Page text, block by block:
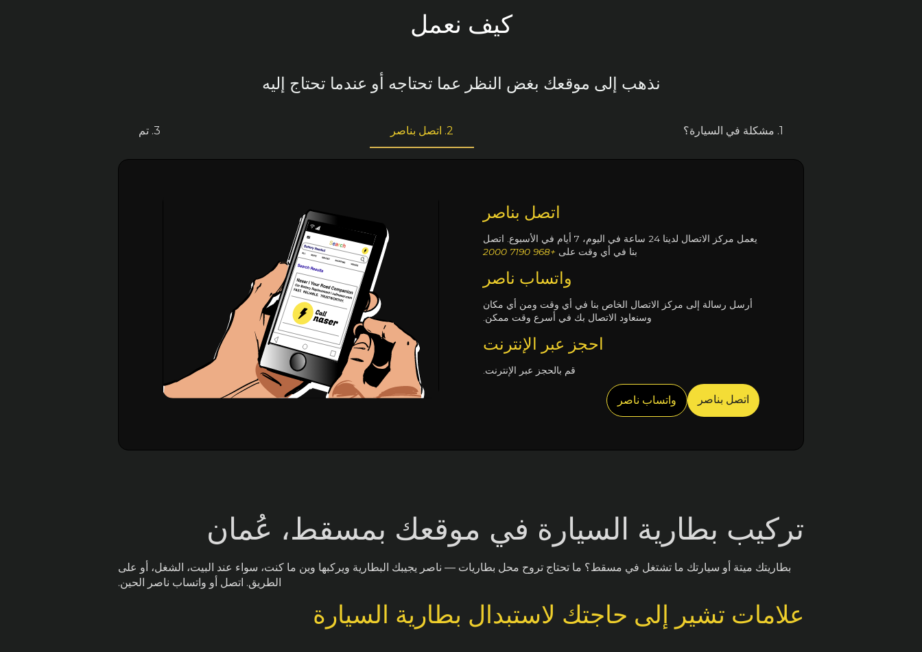
كيف نعمل
نذهب إلى موقعك بغض النظر عما تحتاجه أو عندما تحتاج إليه
1. مشكلة في السيارة؟ 2. اتصل بناصر 3. تم
اتصل بناصر
يعمل مركز الاتصال لدينا 24 ساعة في اليوم، 7 أيام في الأسبوع. اتصل
بنا في أي وقت على +968 7190 2000
واتساب ناصر
أرسل رسالة إلى مركز الاتصال الخاص بنا في أي وقت ومن أي مكان
وسنعاود الاتصال بك في أسرع وقت ممكن.
احجز عبر الإنترنت
قم بالحجز عبر الإنترنت.
اتصل بناصر واتساب ناصر
تركيب بطارية السيارة في موقعك بمسقط، عُمان
بطاريتك ميتة أو سيارتك ما تشتغل في مسقط؟ ما تحتاج تروح محل بطاريات — ناصر يجيبك البطارية ويركبها وين ما كنت، سواء عند البيت، الشغل، أو على
الطريق. اتصل أو واتساب ناصر الحين.
علامات تشير إلى حاجتك لاستبدال بطارية السيارة